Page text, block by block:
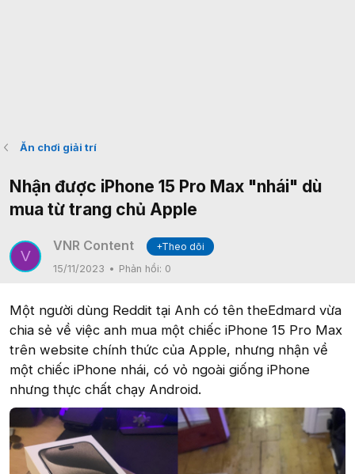
Ăn chơi giải trí
Nhận được iPhone 15 Pro Max "nhái" dù
mua từ trang chủ Apple
V
VNR Content
+Theo dõi
15/11/2023
Phản hồi: 0
Một người dùng Reddit tại Anh có tên theEdmard vừa
chia sẻ về việc anh mua một chiếc iPhone 15 Pro Max
trên website chính thức của Apple, nhưng nhận về
một chiếc iPhone nhái, có vỏ ngoài giống iPhone
nhưng thực chất chạy Android.